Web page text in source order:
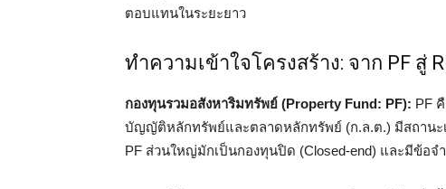
ตอบแทนในระยะยาว
ทำความเข้าใจโครงสร้าง: จาก PF สู่
กองทุนรวมอสังหาริมทรัพย์ (Property Fund: PF): PF
บัญญัติหลักทรัพย์และตลาดหลักทรัพย์ (ก.ล.ต.) มีสถานะ
PF ส่วนใหญ่มักเป็นกองทุนปิด (Closed-end) และมีข้อ